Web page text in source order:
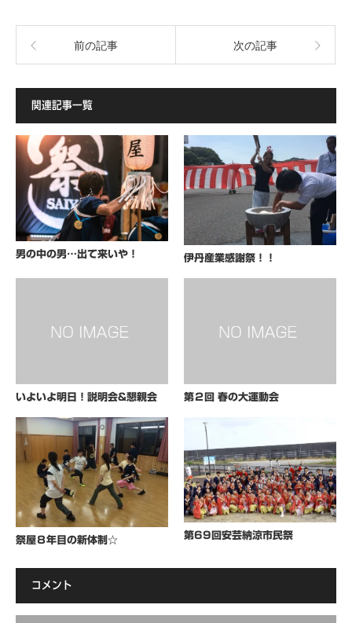
前の記事 次の記事
関連記事一覧
男の中の男…出て来いや！ 伊丹産業感謝祭！！
いよいよ明日！説明会&懇親会 第２回 春の大運動会
祭屋８年目の新体制☆ 第69回安芸納涼市民祭
コメント